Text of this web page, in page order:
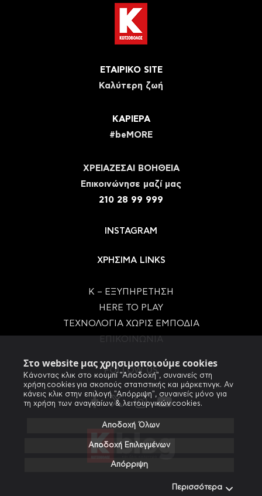
Στο website μας χρησιμοποιούμε cookies
Κάνοντας κλικ στο κουμπί "Αποδοχή", συναινείς στη
χρήση cookies για σκοπούς στατιστικής και μάρκετινγκ. Αν
κάνεις κλικ στην επιλογή "Απόρριψη", συναινείς μόνο για
τη χρήση των αναγκαίων & λειτουργικών cookies.
Αποδοχή Όλων
Αποδοχή Επιλεγμένων
Απόρριψη
Περισσότερα
ΕΤΑΙΡΙΚΟ SITE
Καλύτερη ζωή
ΚΑΡΙΕΡΑ
#beMORE
ΧΡΕΙΑΖΕΣΑΙ ΒΟΗΘΕΙΑ
Eπικοινώνησε μαζί μας
210 28 99 999
INSTAGRAM
ΧΡΗΣΙΜΑ LINKS
Κ – ΕΞΥΠΗΡΕΤΗΣΗ
HERE TO PLAY
ΤΕΧΝΟΛΟΓΙΑ ΧΩΡΙΣ ΕΜΠΟΔΙΑ
FOLLOW US